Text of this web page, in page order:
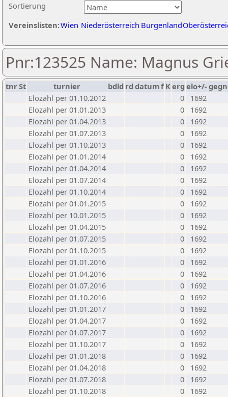
Sortierung
Vereinslisten:Wien Niederösterreich Burgenland
Pnr:123525 Name: Magnus
tnrSt turnier bdld rd datumf Kerg elo+/-
Elozahl per 01.10.2012
0
1692
Elozahl per 01.01.2013
0
1692
Elozahl per 01.04.2013
0
1692
Elozahl per 01.07.2013
0
1692
Elozahl per 01.10.2013
0
1692
Elozahl per 01.01.2014
0
1692
Elozahl per 01.04.2014
0
1692
Elozahl per 01.07.2014
0
1692
Elozahl per 01.10.2014
0
1692
Elozahl per 01.01.2015
0
1692
Elozahl per 10.01.2015
0
1692
Elozahl per 01.04.2015
0
1692
Elozahl per 01.07.2015
0
1692
Elozahl per 01.10.2015
0
1692
Elozahl per 01.01.2016
0
1692
Elozahl per 01.04.2016
0
1692
Elozahl per 01.07.2016
0
1692
Elozahl per 01.10.2016
0
1692
Elozahl per 01.01.2017
0
1692
Elozahl per 01.04.2017
0
1692
Elozahl per 01.07.2017
0
1692
Elozahl per 01.10.2017
0
1692
Elozahl per 01.01.2018
0
1692
Elozahl per 01.04.2018
0
1692
Elozahl per 01.07.2018
0
1692
Elozahl per 01.10.2018
0
1692